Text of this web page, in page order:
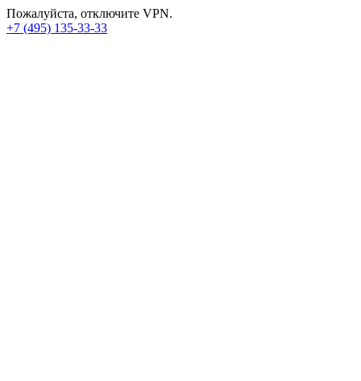
Пожалуйста, отключите VPN.
+7 (495) 135-33-33